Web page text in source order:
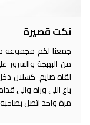
نكت قصيرة
جمعنا لكم مجموعه
من البهجة
لقاه صايم كسلان
باع اللي وراه والي
مرة واحد اتصل بصاحبه